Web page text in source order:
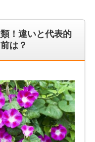
！違いと代表的
は？